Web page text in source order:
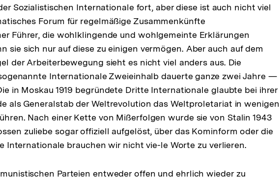
Sozialistischen Internationale fort, aber diese ist auch nicht viel
Forum für regelmäßige Zusammenkünfte
Führer, die wohlklingende und wohlgemeinte Erklärungen
sie sich nur auf diese zu einigen vermögen. Aber auch auf dem
der Arbeiterbewegung sieht es nicht viel anders aus. Die
Internationale Zweieinhalb dauerte ganze zwei Jahre —
in Moskau 1919 begründete Dritte Internationale glaubte bei ihrer
als Generalstab der Weltrevolution das Weltproletariat in wenigen
Nach einer Kette von Mißerfolgen wurde sie von Stalin 1943
zuliebe sogar offiziell aufgelöst, über das Kominform oder die
Internationale brauchen wir nicht vie-le Worte zu verlieren.
Parteien entweder offen und ehrlich wieder zu